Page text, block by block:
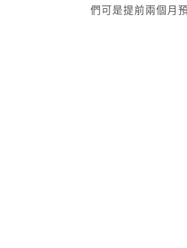
們可是提前兩個月